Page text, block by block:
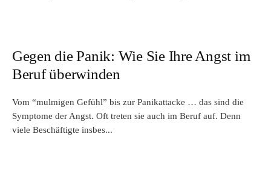
Gegen die Panik: Wie Sie Ihre Angst im
Beruf überwinden
Vom “mulmigen Gefühl” bis zur Panikattacke … das sind die
Symptome der Angst. Oft treten sie auch im Beruf auf. Denn
viele Beschäftigte insbes...